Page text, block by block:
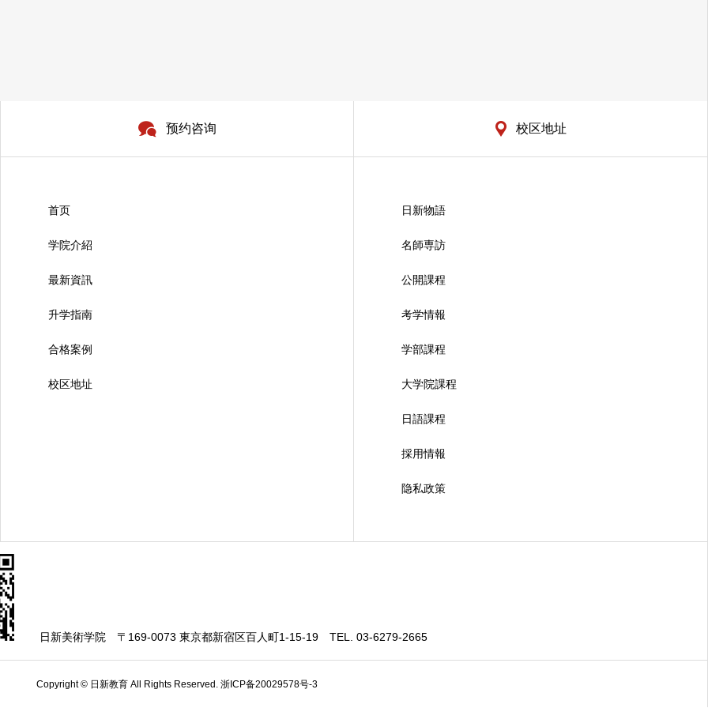
预约咨询 校区地址
首页
学院介紹
最新資訊
升学指南
合格案例
校区地址
日新物語
名師専訪
公開課程
考学情報
学部課程
大学院課程
日語課程
採用情報
隐私政策
日新美術学院 〒169-0073 東京都新宿区百人町1-15-19 TEL. 03-6279-2665
Copyright © 日新教育 All Rights Reserved. 浙ICP备20029578号-3